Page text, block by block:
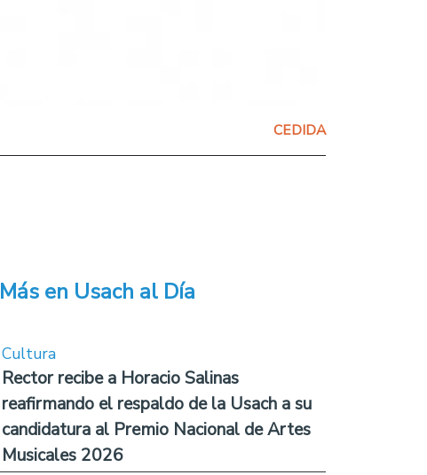
CEDIDA
Más en Usach al Día
Cultura
Rector recibe a Horacio Salinas
reafirmando el respaldo de la Usach a su
candidatura al Premio Nacional de Artes
Musicales 2026